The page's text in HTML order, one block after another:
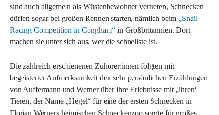
sind auch allgemein als Wüstenbewohner vertreten, Schnecken
dürfen sogar bei großen Rennen starten, nämlich beim „Snail
Racing Competition in Congham“ in Großbritannien. Dort
machen sie unter sich aus, wer die schnellste ist.
Die zahlreich erschienenen Zuhörer:innen folgten mit
begeisterter Aufmerksamkeit den sehr persönlichen Erzählungen
von Auffermann und Werner über ihre Erlebnisse mit „ihren“
Tieren, der Name „Hegel“ für eine der ersten Schnecken in
Florian Werners heimischen Schneckenzoo sorgte für großes